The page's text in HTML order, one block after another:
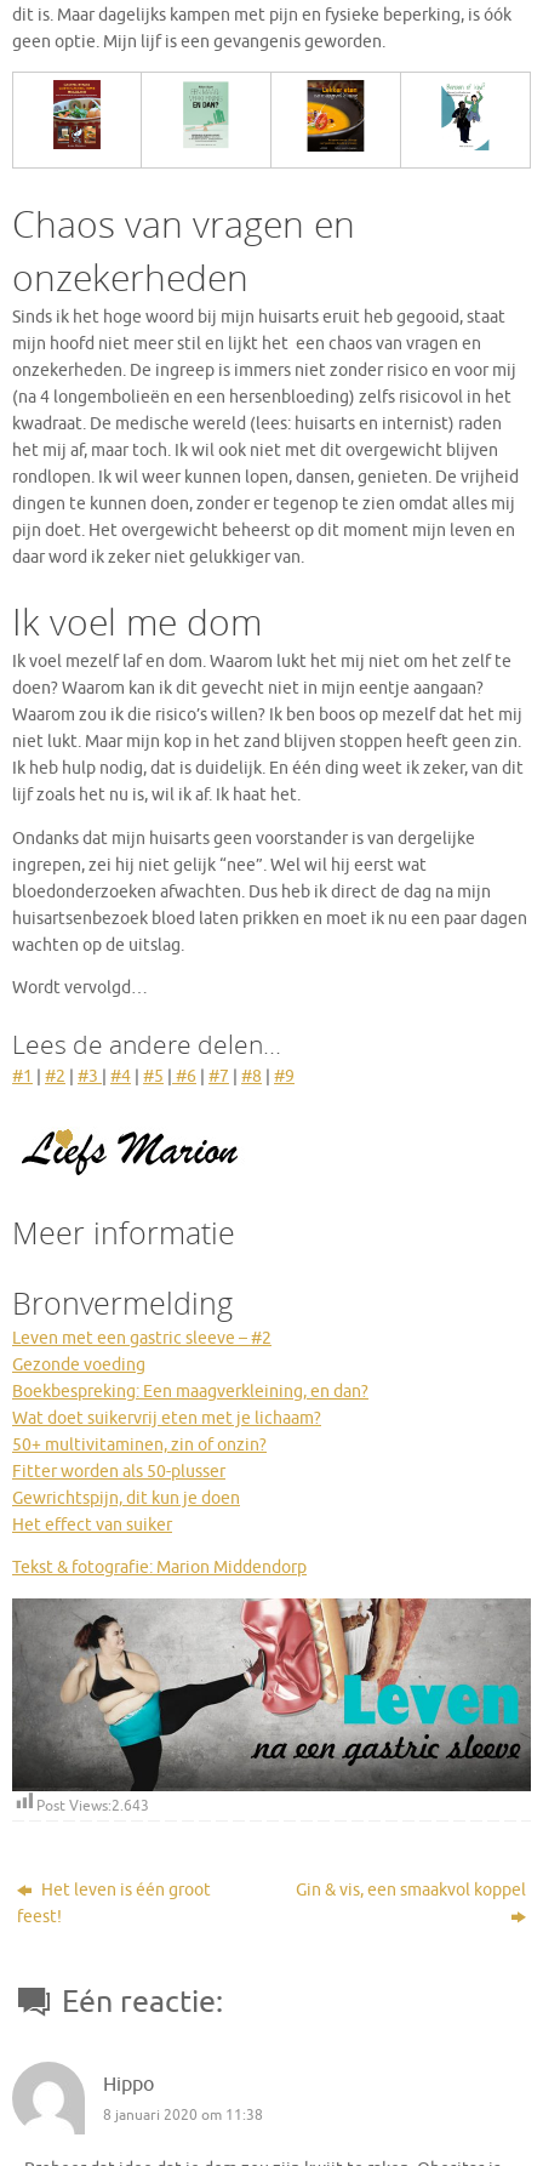
dit is. Maar dagelijks kampen met pijn en fysieke beperking, is óók
geen optie. Mijn lijf is een gevangenis geworden.
Chaos van vragen en
onzekerheden
Sinds ik het hoge woord bij mijn huisarts eruit heb gegooid, staat
mijn hoofd niet meer stil en lijkt het een chaos van vragen en
onzekerheden. De ingreep is immers niet zonder risico en voor mij
(na 4 longembolieën en een hersenbloeding) zelfs risicovol in het
kwadraat. De medische wereld (lees: huisarts en internist) raden
het mij af, maar toch. Ik wil ook niet met dit overgewicht blijven
rondlopen. Ik wil weer kunnen lopen, dansen, genieten. De vrijheid
dingen te kunnen doen, zonder er tegenop te zien omdat alles mij
pijn doet. Het overgewicht beheerst op dit moment mijn leven en
daar word ik zeker niet gelukkiger van.
Ik voel me dom
Ik voel mezelf laf en dom. Waarom lukt het mij niet om het zelf te
doen? Waarom kan ik dit gevecht niet in mijn eentje aangaan?
Waarom zou ik die risico’s willen? Ik ben boos op mezelf dat het mij
niet lukt. Maar mijn kop in het zand blijven stoppen heeft geen zin.
Ik heb hulp nodig, dat is duidelijk. En één ding weet ik zeker, van dit
lijf zoals het nu is, wil ik af. Ik haat het.
Ondanks dat mijn huisarts geen voorstander is van dergelijke
ingrepen, zei hij niet gelijk “nee”. Wel wil hij eerst wat
bloedonderzoeken afwachten. Dus heb ik direct de dag na mijn
huisartsenbezoek bloed laten prikken en moet ik nu een paar dagen
wachten op de uitslag.
Wordt vervolgd…
Lees de andere delen…
#1 | #2 | #3 | #4 | #5 | #6 | #7 | #8 | #9
Meer informatie
Bronvermelding
Leven met een gastric sleeve – #2
Gezonde voeding
Boekbespreking: Een maagverkleining, en dan?
Wat doet suikervrij eten met je lichaam?
50+ multivitaminen, zin of onzin?
Fitter worden als 50-plusser
Gewrichtspijn, dit kun je doen
Het effect van suiker
Tekst & fotografie: Marion Middendorp
Post Views:2.643
Het leven is één groot
feest!
Gin & vis, een smaakvol koppel
Eén reactie:
Hippo
8 januari 2020 om 11:38